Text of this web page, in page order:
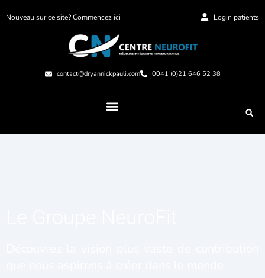
Nouveau sur ce site? Commencez ici Login patients
contact@dryannickpauli.com 0041 (0)21 646 52 38